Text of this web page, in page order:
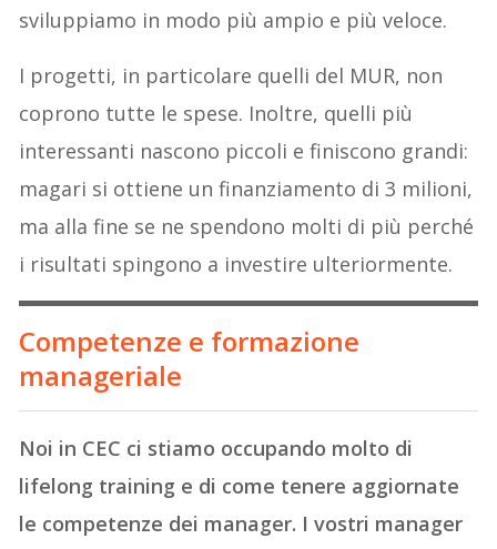
sviluppiamo in modo più ampio e più veloce.
I progetti, in particolare quelli del MUR, non
coprono tutte le spese. Inoltre, quelli più
interessanti nascono piccoli e finiscono grandi:
magari si ottiene un finanziamento di 3 milioni,
ma alla fine se ne spendono molti di più perché
i risultati spingono a investire ulteriormente.
Competenze e formazione
manageriale
Noi in CEC ci stiamo occupando molto di
lifelong training e di come tenere aggiornate
le competenze dei manager. I vostri manager